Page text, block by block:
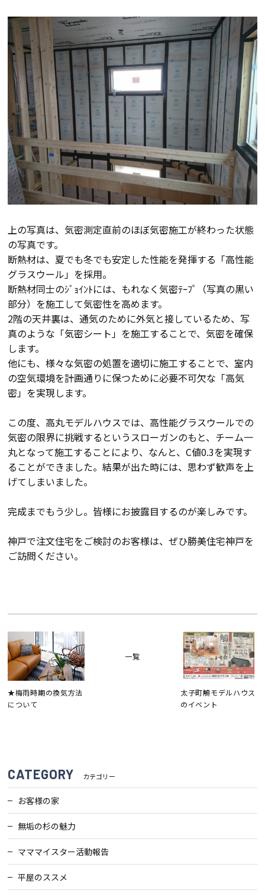
ZEH
ラインナップ
施工実績
イベント・見学会
モデルハウス紹介
会社案内
経営理念・
会社案内
スタッフ紹介
KATSUMIの
取り組み
採用情報
家づくりサポート
土地の上手な探し方
家づくりの資金計画
設計・施工品質管理
家づくりのスケジュール
プライバシー
ポリシー
ソーシャルメディアポリ
サイトマップ
上の写真は、気密測定直前のほぼ気密施工が終わった状態
の写真です。
断熱材は、夏でも冬でも安定した性能を発揮する「高性能
グラスウール」を採用。
断熱材同士のｼﾞｮｲﾝﾄには、もれなく気密ﾃｰﾌﾟ（写真の黒い
部分）を施工して気密性を高めます。
2階の天井裏は、通気のために外気と接しているため、写
真のような「気密シート」を施工することで、気密を確保
します。
他にも、様々な気密の処置を適切に施工することで、室内
の空気環境を計画通りに保つために必要不可欠な「高気
密」を実現します。
この度、高丸モデルハウスでは、高性能グラスウールでの
気密の限界に挑戦するというスローガンのもと、チーム一
丸となって施工することにより、なんと、C値0.3を実現す
ることができました。結果が出た時には、思わず歓声を上
げてしまいました。
完成までもう少し。皆様にお披露目するのが楽しみです。
神戸で注文住宅をご検討のお客様は、ぜひ勝美住宅神戸を
ご訪問ください。
★梅雨時期の換気方法
について
一覧
太子町鵤モデルハウス
のイベント
CATEGORY カテゴリー
お客様の家
無垢の杉の魅力
マママイスター活動報告
平屋のススメ